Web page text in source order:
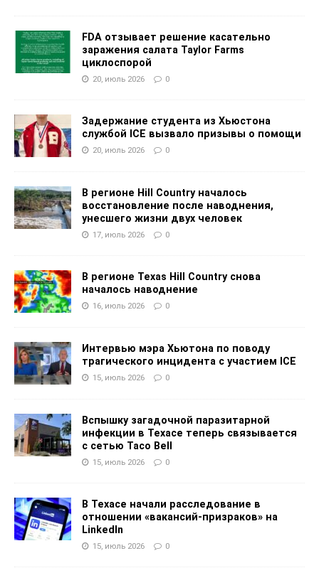
FDA отзывает решение касательно
заражения салата Taylor Farms
циклоспорой
20, июль 2026 0
Задержание студента из Хьюстона
службой ICE вызвало призывы о помощи
20, июль 2026 0
В регионе Hill Country началось
восстановление после наводнения,
унесшего жизни двух человек
17, июль 2026 0
В регионе Texas Hill Country снова
началось наводнение
16, июль 2026 0
Интервью мэра Хьютона по поводу
трагического инцидента с участием ICE
15, июль 2026 0
Вспышку загадочной паразитарной
инфекции в Техасе теперь связывается
с сетью Taco Bell
15, июль 2026 0
В Техасе начали расследование в
отношении «вакансий-призраков» на
LinkedIn
15, июль 2026 0